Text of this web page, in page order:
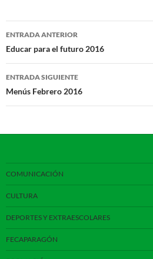
Navegación
de
entradas
ENTRADA ANTERIOR
Educar para el futuro 2016
ENTRADA SIGUIENTE
Menús Febrero 2016
COMUNICACIÓN
CULTURA
DEPORTES Y EXTRAESCOLARES
FECAPARAGÓN